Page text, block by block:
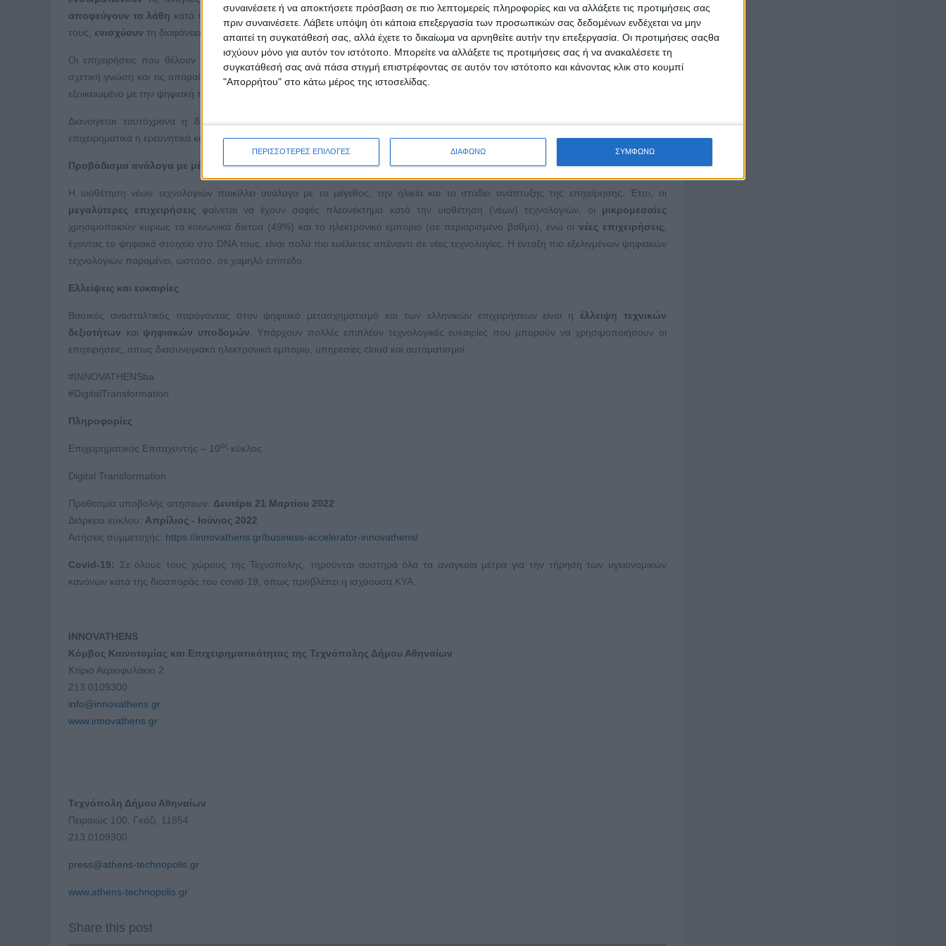
συναινέσετε ή να αποκτήσετε πρόσβαση σε πιο λεπτομερείς πληροφορίες και να αλλάξετε τις προτιμήσεις σας
πριν συναινέσετε. Λάβετε υπόψη ότι κάποια επεξεργασία των προσωπικών σας δεδομένων ενδέχεται να μην
απαιτεί τη συγκατάθεσή σας, αλλά έχετε το δικαίωμα να αρνηθείτε αυτήν την επεξεργασία. Οι προτιμήσεις σαςθα
ισχύουν μόνο για αυτόν τον ιστότοπο. Μπορείτε να αλλάξετε τις προτιμήσεις σας ή να ανακαλέσετε τη
συγκατάθεσή σας ανά πάσα στιγμή επιστρέφοντας σε αυτόν τον ιστότοπο και κάνοντας κλικ στο κουμπί
"Απορρήτου" στο κάτω μέρος της ιστοσελίδας.
ΠΕΡΙΣΣΟΤΕΡΕΣ ΕΠΙΛΟΓΕΣ ΔΙΑΦΩΝΩ ΣΥΜΦΩΝΩ
αποφεύγουν τα λάθη κατά την παραγωγική διαδικασία, ενώ ταυτόχρονα βελτιώνουν
την ποιότητα των προϊόντων ή/και υπηρεσιών
τους, ενισχύουν τη διαφάνεια και την ευελιξία σε όλες τις λειτουργίες της επιχείρησης και δημιουργούν νέες θέσεις απασχόλησης.
Οι επιχειρήσεις που θέλουν να αξιοποιήσουν πλήρως τις ευκαιρίες του ψηφιακού μετασχηματισμού χρειάζεται να αποκτήσουν τη
σχετική γνώση και τις απαραίτητες δεξιότητες σε όλα τα επίπεδα. Έτσι θα είναι σε θέση να διαμορφώνουν ένα εργασιακό περιβάλλον
εξοικειωμένο με την ψηφιακή πραγματικότητα και τις ευκαιρίες που προσφέρει.
Διανοίγεται ταυτόχρονα η δυνατότητα σε νέους επιχειρηματίες, νεοφυείς επιχειρήσεις και καινοτόμα σχήματα να ασχοληθούν
επιχειρηματικά ή ερευνητικά και με νέες ιδέες που αφορούν τα ίδια τα εργαλεία ψηφιακού μετασχηματισμού.
Προβάδισμα ανάλογα με μέγεθος, ηλικία και στάδιο ανάπτυξης
Η υιοθέτηση νέων τεχνολογιών ποικίλλει ανάλογα με το μέγεθος, την ηλικία και το στάδιο ανάπτυξης της επιχείρησης. Έτσι, οι
μεγαλύτερες επιχειρήσεις φαίνεται να έχουν σαφές πλεονέκτημα κατά την υιοθέτηση (νέων) τεχνολογιών, οι μικρομεσαίες
χρησιμοποιούν κυρίως τα κοινωνικά δίκτυα (49%) και το ηλεκτρονικό εμπόριο (σε περιορισμένο βαθμό), ενώ οινέες επιχειρήσεις,
έχοντας το ψηφιακό στοιχείο στο DNA τους, είναι πολύ πιο ευέλικτες απέναντι σε νέες τεχνολογίες. Η ένταξη πιο εξελιγμένων ψηφιακών
τεχνολογιών παραμένει, ωστόσο, σε χαμηλό επίπεδο.
Ελλείψεις και ευκαιρίες
Βασικός ανασταλτικός παράγοντας στον ψηφιακό μετασχηματισμό και των ελληνικών επιχειρήσεων είναι η έλλειψη τεχνικών
δεξιοτήτων και ψηφιακών υποδομών. Υπάρχουν πολλές επιπλέον τεχνολογικές ευκαιρίες που μπορούν να χρησιμοποιήσουν οι
επιχειρήσεις, όπως διασυνοριακό ηλεκτρονικό εμπόριο, υπηρεσίες cloud και αυτοματισμοί.
#INNOVATHENSba
#DigitalTransformation
Πληροφορίες
Επιχειρηματικός Επιταχυντής – 10ος κύκλος
Digital Transformation
Προθεσμία υποβολής αιτήσεων: Δευτέρα 21 Μαρτίου 2022
Διάρκεια κύκλου: Απρίλιος - Ιούνιος 2022
Αιτήσεις συμμετοχής: https://innovathens.gr/business-accelerator-innovathens/
Covid-19: Σε όλους τους χώρους της Τεχνόπολης, τηρούνται αυστηρά όλα τα αναγκαία μέτρα για την τήρηση των υγειονομικών
κανόνων κατά της διασποράς του covid-19, όπως προβλέπει η ισχύουσα ΚΥΑ.
INNOVATHENS
Κόμβος Καινοτομίας και Επιχειρηματικότητας της Τεχνόπολης Δήμου Αθηναίων
Κτίριο Αεριοφυλάκιο 2
213 0109300
info@innovathens.gr
www.innovathens.gr
Τεχνόπολη Δήμου Αθηναίων
Πειραιώς 100, Γκάζι, 11854
213 0109300
press@athens-technopolis.gr
www.athens-technopolis.gr
Share this post